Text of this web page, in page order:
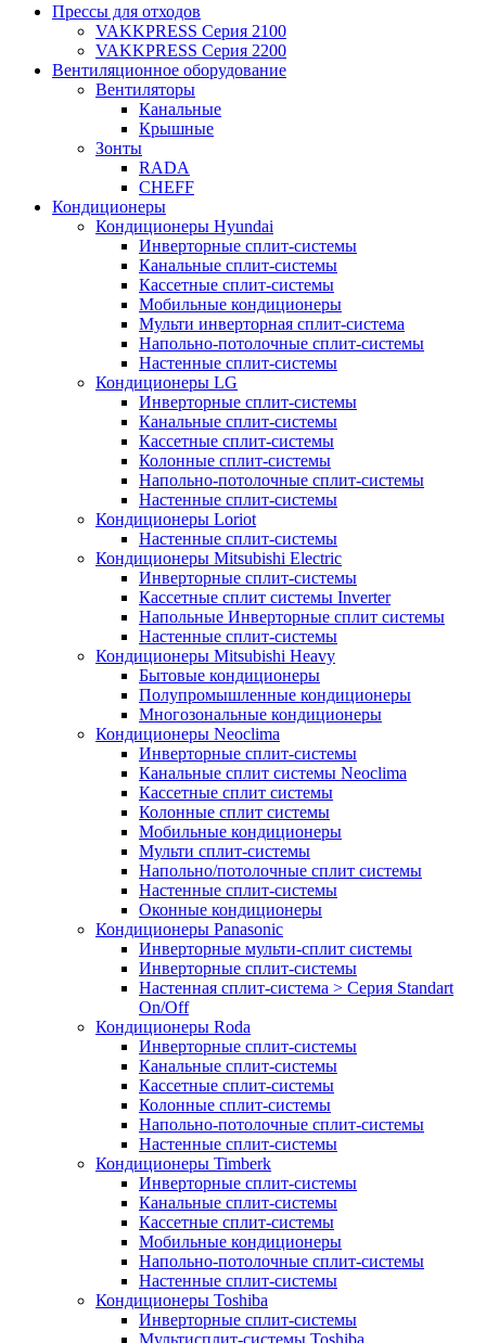
Прессы для отходов
VAKKPRESS Серия 2100
VAKKPRESS Серия 2200
Вентиляционное оборудование
Вентиляторы
Канальные
Крышные
Зонты
RADA
CHEFF
Кондиционеры
Кондиционеры Hyundai
Инверторные сплит-системы
Канальные сплит-системы
Кассетные сплит-системы
Мобильные кондиционеры
Мульти инверторная сплит-система
Напольно-потолочные сплит-системы
Настенные сплит-системы
Кондиционеры LG
Инверторные сплит-системы
Канальные сплит-системы
Кассетные сплит-системы
Колонные сплит-системы
Напольно-потолочные сплит-системы
Настенные сплит-системы
Кондиционеры Loriot
Настенные сплит-системы
Кондиционеры Mitsubishi Electric
Инверторные сплит-системы
Кассетные сплит системы Inverter
Напольные Инверторные сплит системы
Настенные сплит-системы
Кондиционеры Mitsubishi Heavy
Бытовые кондиционеры
Полупромышленные кондиционеры
Многозональные кондиционеры
Кондиционеры Neoclima
Инверторные сплит-системы
Канальные сплит системы Neoclima
Кассетные сплит системы
Колонные сплит системы
Мобильные кондиционеры
Мульти сплит-системы
Напольно/потолочные сплит системы
Настенные сплит-системы
Оконные кондиционеры
Кондиционеры Panasonic
Инверторные мульти-сплит системы
Инверторные сплит-системы
Настенная сплит-система > Серия Standart
On/Off
Кондиционеры Roda
Инверторные сплит-системы
Канальные сплит-системы
Кассетные сплит-системы
Колонные сплит-системы
Напольно-потолочные сплит-системы
Настенные сплит-системы
Кондиционеры Timberk
Инверторные сплит-системы
Канальные сплит-системы
Кассетные сплит-системы
Мобильные кондиционеры
Напольно-потолочные сплит-системы
Настенные сплит-системы
Кондиционеры Toshiba
Инверторные сплит-системы
Мультисплит-системы Toshiba